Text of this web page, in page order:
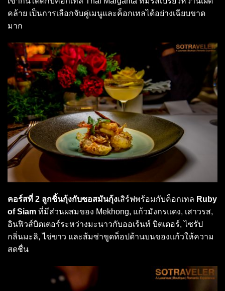
คล้าย เป็นการเลือกจับคู่เมนูและค็อกเทลได้อย่างเฉียบขาด
มาก
คอร์สที่ 2 ลูกชิ้นกุ้งกับซอสมันกุ้งเสิร์ฟพร้อมกับค็อกเทล Ruby
of Siam ที่มีส่วนผสมของ Mekhong, แก้วมังกรแดง, เสาวรส,
อินฟิวส์บิตเตอร์ระหว่างมะนาวกับออเร้นท์ บิตเตอร์, ไซรัป
กลิ่นมะลิ, ไข่ขาว และส้มซ่าขูดท็อปด้านบนของแก้วให้ความ
สดชื่น